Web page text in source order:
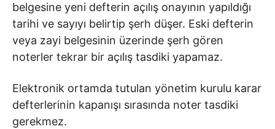
belgesine yeni defterin açılış onayının yapıldığı
tarihi ve sayıyı belirtip şerh düşer. Eski defterin
veya zayi belgesinin üzerinde şerh gören
noterler tekrar bir açılış tasdiki yapamaz.
Elektronik ortamda tutulan yönetim kurulu karar
defterlerinin kapanışı sırasında noter tasdiki
gerekmez.